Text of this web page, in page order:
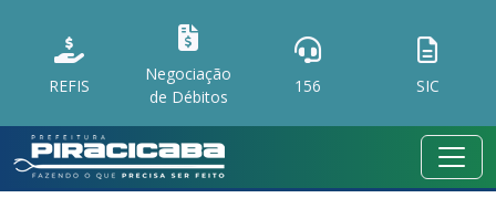
REFIS
Negociação
de Débitos
156 SIC